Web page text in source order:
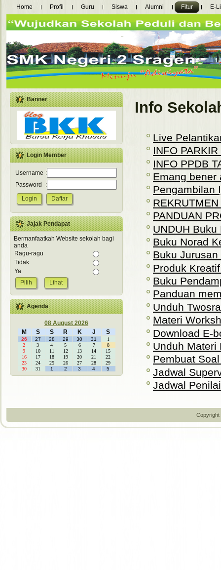
Home Profil Guru Siswa Alumni Fitur E-
Banner
Login Member
Username :
Password
:
Jajak Pendapat
Bermanfaatkah Website sekolah bagi
anda
Ragu-ragu
Tidak
Ya
Lihat
Agenda
08 August 2026
M
S S R K J S
26 27 28 29 30 31
1
2
3 4 5 6 7
8
9
10 11 12 13 14
15
16
17 18 19 20 21
22
23
24 25 26 27 28
29
30
31 1 2 3 4 5
Info
Live
INFO
INFO PPDB
Emang bener
Pengambilan
PANDUAN
UNDUH
Buku Norad
Buku
Produk
Buku
Panduan
Unduh
Materi
Download E-
Unduh Materi
Pembuat
Jadwal
Jadwal